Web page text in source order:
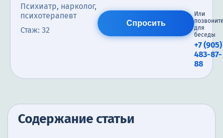
Психиатр, нарколог,
психотерапевт
Стаж: 32
Спросить
Или
для
беседы
+7 (905)
483-87-
88
Содержание статьи